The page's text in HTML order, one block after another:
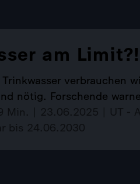
am Limit?!
verbrauchen
nötig. Forschende
Min. | 23.06.2025 | UT -
bis 24.06.2030